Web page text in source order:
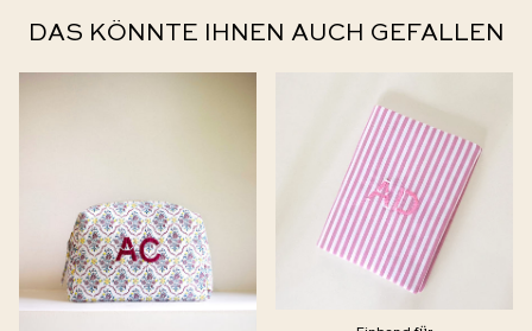
DAS KÖNNTE IHNEN AUCH GEFALLEN